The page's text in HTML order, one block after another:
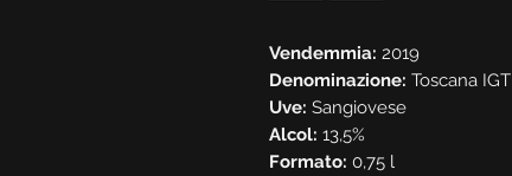
Vendemmia: 2019
Denominazione: Toscana IGT
Uve: Sangiovese
Alcol: 13,5%
Formato: 0,75 l